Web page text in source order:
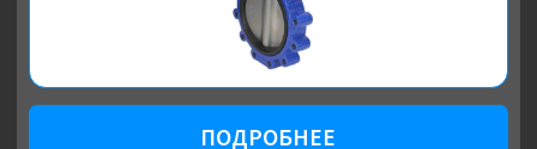
КРАНЫ ШАРОВЫЕ ЗАПОРНЫЕ